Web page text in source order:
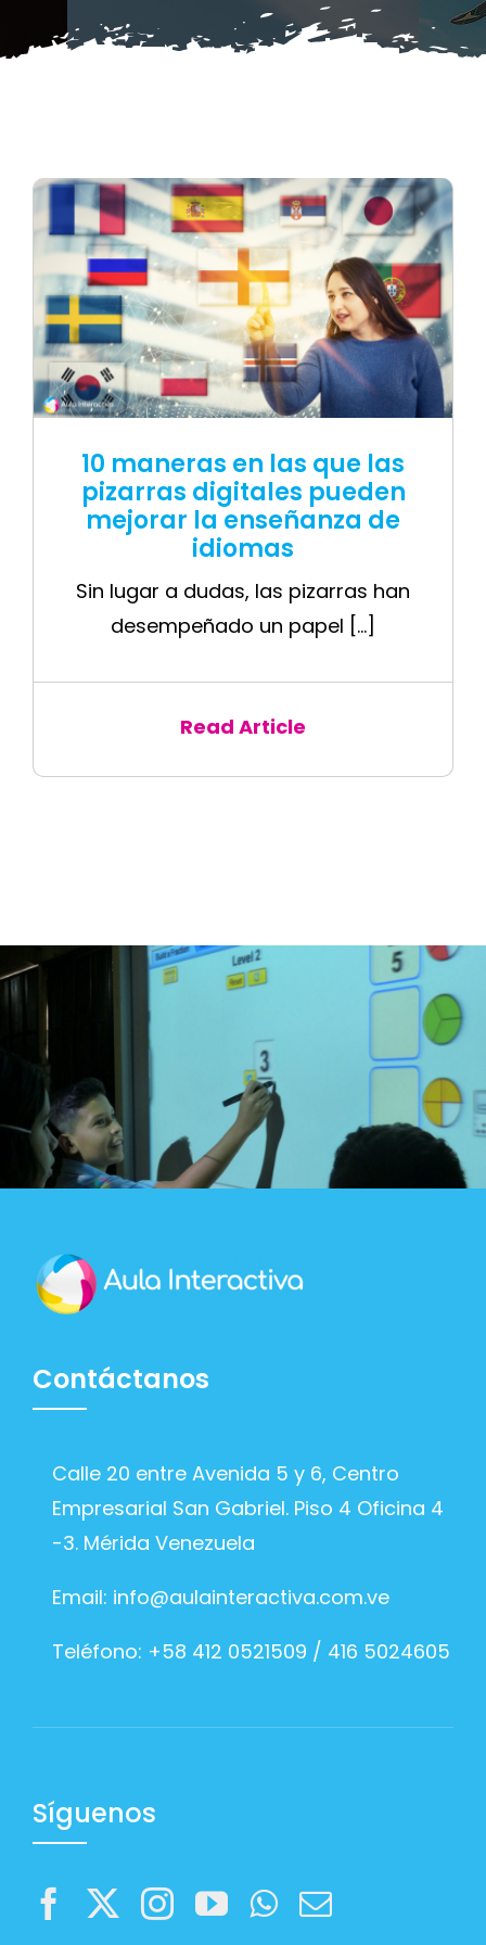
Blog
10 maneras en las que las
pizarras digitales pueden
mejorar la enseñanza de
idiomas
Sin lugar a dudas, las pizarras han
desempeñado un papel [...]
Read Article
Contáctanos
Calle 20 entre Avenida 5 y 6, Centro
Empresarial San Gabriel. Piso 4 Oficina 4
-3. Mérida Venezuela
Email: info@aulainteractiva.com.ve
Teléfono: +58 412 0521509 / 416 5024605
Síguenos